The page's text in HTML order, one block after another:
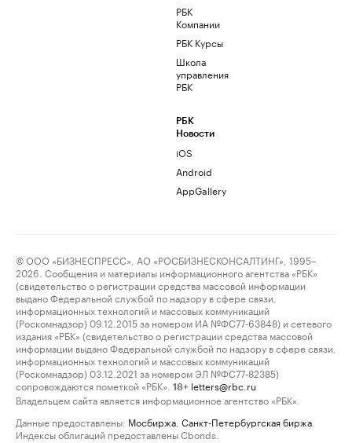
РБК
Компании
РБК Курсы
Школа
управления
РБК
РБК
Новости
iOS
Android
AppGallery
© ООО «БИЗНЕСПРЕСС», АО «РОСБИЗНЕСКОНСАЛТИНГ», 1995–
2026. Сообщения и материалы информационного агентства «РБК»
(свидетельство о регистрации средства массовой информации
выдано Федеральной службой по надзору в сфере связи,
информационных технологий и массовых коммуникаций
(Роскомнадзор) 09.12.2015 за номером ИА №ФС77-63848) и сетевого
издания «РБК» (свидетельство о регистрации средства массовой
информации выдано Федеральной службой по надзору в сфере связи,
информационных технологий и массовых коммуникаций
(Роскомнадзор) 03.12.2021 за номером ЭЛ №ФС77-82385)
сопровождаются пометкой «РБК».
18+ letters@rbc.ru
Владельцем сайта является информационное агентство «РБК».
Данные предоставлены: Мосбиржа Санкт-Петербургская биржа
Индексы облигаций предоставлены Cbonds.